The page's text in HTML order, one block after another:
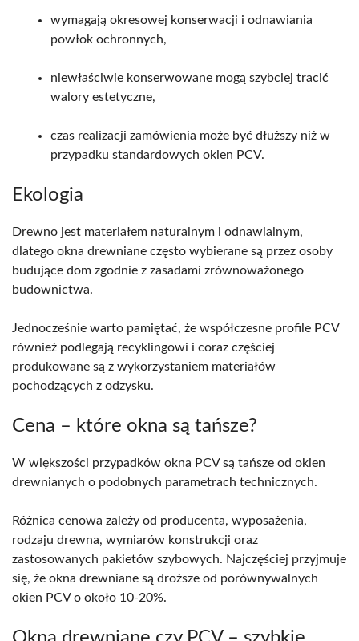
wymagają okresowej konserwacji i odnawiania
powłok ochronnych,
niewłaściwie konserwowane mogą szybciej tracić
walory estetyczne,
czas realizacji zamówienia może być dłuższy niż w
przypadku standardowych okien PCV.
Ekologia
Drewno jest materiałem naturalnym i odnawialnym,
dlatego okna drewniane często wybierane są przez osoby
budujące dom zgodnie z zasadami zrównoważonego
budownictwa.
Jednocześnie warto pamiętać, że współczesne profile PCV
również podlegają recyklingowi i coraz częściej
produkowane są z wykorzystaniem materiałów
pochodzących z odzysku.
Cena – które okna są tańsze?
W większości przypadków okna PCV są tańsze od okien
drewnianych o podobnych parametrach technicznych.
Różnica cenowa zależy od producenta, wyposażenia,
rodzaju drewna, wymiarów konstrukcji oraz
zastosowanych pakietów szybowych. Najczęściej przyjmuje
się, że okna drewniane są droższe od porównywalnych
okien PCV o około 10-20%.